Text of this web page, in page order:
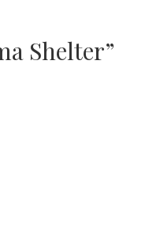
Shelter”